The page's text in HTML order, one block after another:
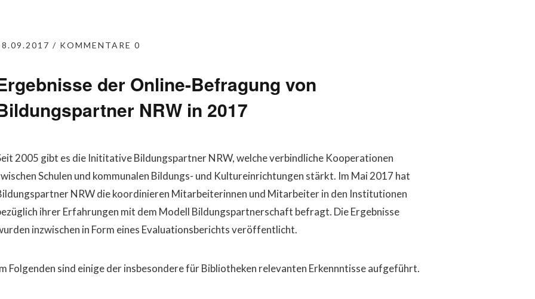
KOMMENTARE 0
der Online-Befragung von
NRW in 2017
2005 gibt es die Inititative Bildungspartner NRW, welche verbindliche Kooperationen
Schulen und kommunalen Bildungs- und Kultureinrichtungen stärkt. Im Mai 2017 hat
NRW die koordinieren Mitarbeiterinnen und Mitarbeiter in den Institutionen
ihrer Erfahrungen mit dem Modell Bildungspartnerschaft befragt. Die Ergebnisse
inzwischen in Form eines Evaluationsberichts veröffentlicht.
Folgenden sind einige der insbesondere für Bibliotheken relevanten Erkennntisse aufgeführt.